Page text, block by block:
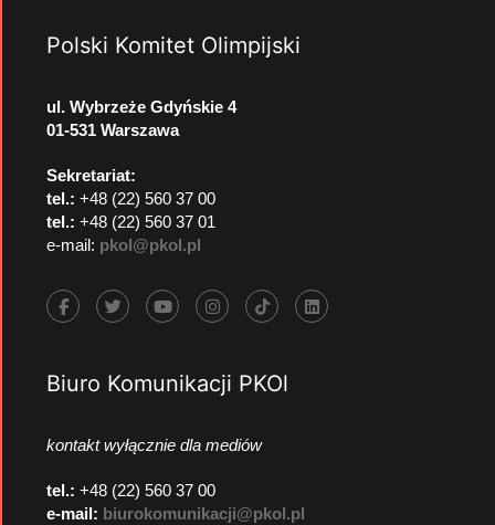
Polski Komitet Olimpijski
ul. Wybrzeże Gdyńskie 4
01-531 Warszawa
Sekretariat:
tel.: +48 (22) 560 37 00
tel.: +48 (22) 560 37 01
e-mail: pkol@pkol.pl
Biuro Komunikacji PKOl
kontakt wyłącznie dla mediów
tel.: +48 (22) 560 37 00
e-mail: biurokomunikacji@pkol.pl